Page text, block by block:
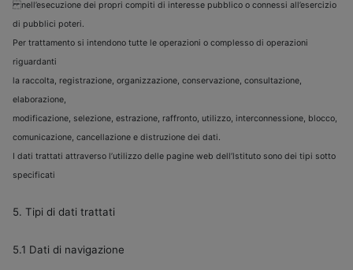
nell’esecuzione dei propri compiti di interesse pubblico o connessi all’esercizio
di pubblici poteri.
Per trattamento si intendono tutte le operazioni o complesso di operazioni
riguardanti
la raccolta, registrazione, organizzazione, conservazione, consultazione,
elaborazione,
modificazione, selezione, estrazione, raffronto, utilizzo, interconnessione, blocco,
comunicazione, cancellazione e distruzione dei dati.
I dati trattati attraverso l’utilizzo delle pagine web dell’lstituto sono dei tipi sotto
specificati
5. Tipi di dati trattati
5.1 Dati di navigazione